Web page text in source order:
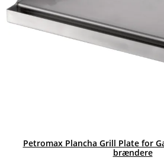
Petromax Plancha Grill Plate for
brændere